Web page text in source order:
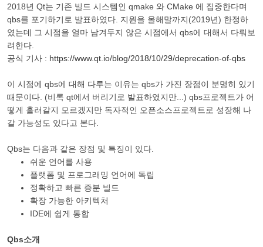
2018년 Qt는 기존 빌드 시스템인 qmake 와 CMake 에 집중한다며
qbs를 포기하기로 발표하였다. 지원을 올해말까지(2019년) 한정하
였는데 그 시점을 얼마 남겨두지 않은 시점에서 qbs에 대해서 다뤄보
려한다.
공식 기사 : https://www.qt.io/blog/2018/10/29/deprecation-of-qbs
이 시점에 qbs에 대해 다루는 이유는 qbs가 가진 장점이 분명히 있기
때문이다. (비록 qt에서 버리기로 발표하였지만...) qbs프로젝트가 어
떻게 흘러갈지 모르겠지만 독자적인 오픈소스프로젝트로 성장해 나
갈 가능성도 있다고 본다.
Qbs는 다음과 같은 장점 및 특징이 있다.
쉬운 언어를 사용
플랫폼 및 프로그래밍 언어에 독립
정확하고 빠른 증분 빌드
확장 가능한 아키텍처
IDE에 쉽게 통합
Qbs소개